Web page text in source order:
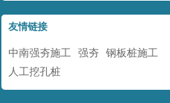
友情链接
中南强夯施工 强夯
钢板桩施工
人工挖孔桩